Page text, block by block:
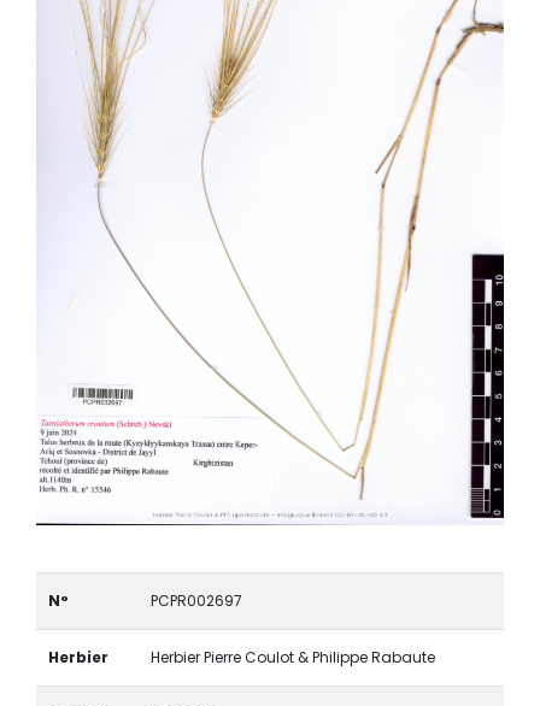
N° PCPR002697
Herbier Herbier Pierre Coulot & Philippe Rabaute